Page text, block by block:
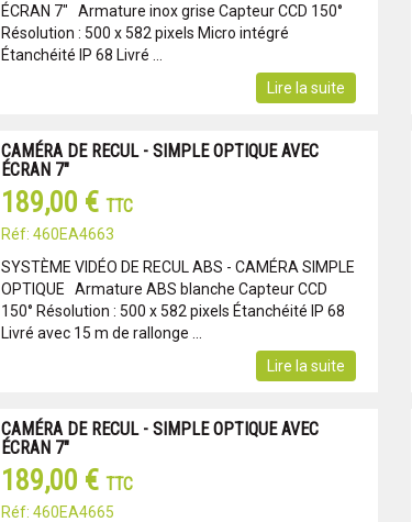
ÉCRAN 7" Armature inox grise Capteur CCD 150°
Résolution : 500 x 582 pixels Micro intégré
Étanchéité IP 68 Livré ...
Lire la suite
CAMÉRA DE RECUL - SIMPLE OPTIQUE AVEC
ÉCRAN 7"
189,00 € TTC
Réf: 460EA4663
SYSTÈME VIDÉO DE RECUL ABS - CAMÉRA SIMPLE
OPTIQUE Armature ABS blanche Capteur CCD
150° Résolution : 500 x 582 pixels Étanchéité IP 68
Livré avec 15 m de rallonge ...
Lire la suite
CAMÉRA DE RECUL - SIMPLE OPTIQUE AVEC
ÉCRAN 7"
189,00 € TTC
Réf: 460EA4665